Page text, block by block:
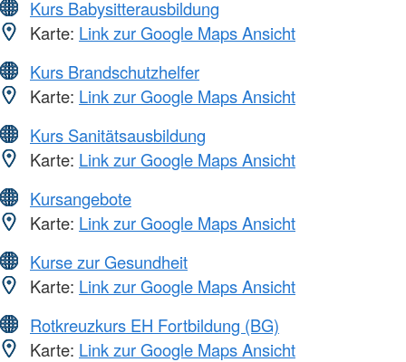
Kurs Babysitterausbildung
Karte: Link zur Google Maps Ansicht
Kurs Brandschutzhelfer
Karte: Link zur Google Maps Ansicht
Kurs Sanitätsausbildung
Karte: Link zur Google Maps Ansicht
Kursangebote
Karte: Link zur Google Maps Ansicht
Kurse zur Gesundheit
Karte: Link zur Google Maps Ansicht
Rotkreuzkurs EH Fortbildung (BG)
Karte: Link zur Google Maps Ansicht